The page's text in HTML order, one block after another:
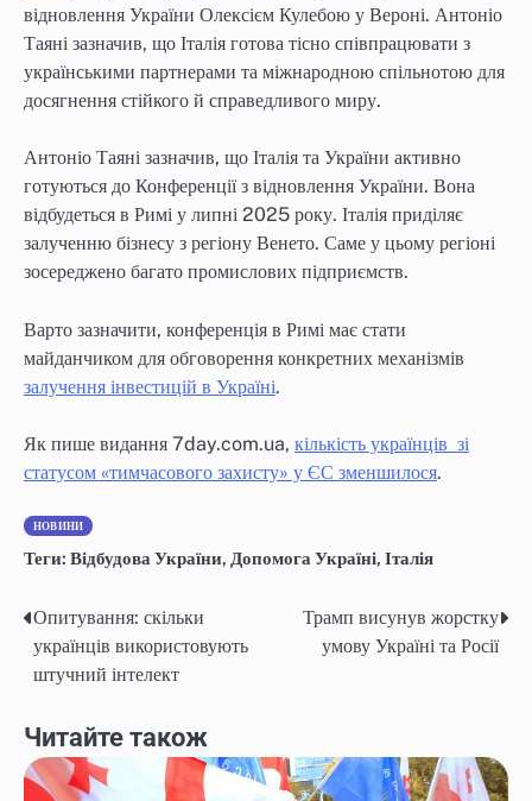
відновлення України Олексієм Кулебою у Вероні. Антоніо
Таяні зазначив, що Італія готова тісно співпрацювати з
українськими партнерами та міжнародною спільнотою для
досягнення стійкого й справедливого миру.
Антоніо Таяні зазначив, що Італія та України активно
готуються до Конференції з відновлення України. Вона
відбудеться в Римі у липні 2025 року. Італія приділяє
залученню бізнесу з регіону Венето. Саме у цьому регіоні
зосереджено багато промислових підприємств.
Варто зазначити, конференція в Римі має стати
майданчиком для обговорення конкретних механізмів
залучення інвестицій в Україні.
Як пише видання 7day.com.ua, кількість українців зі
статусом «тимчасового захисту» у ЄС зменшилося.
НОВИНИ
Теги: Відбудова України, Допомога Україні, Італія
Навігація
записів
Опитування: скільки
українців використовують
штучний інтелект
Трамп висунув жорстку
умову Україні та Росії
Читайте також